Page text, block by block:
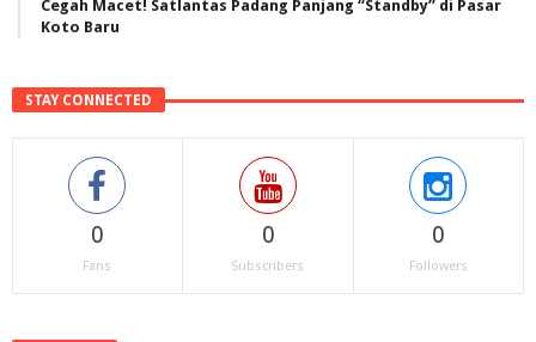
Cegah Macet! Satlantas Padang Panjang “Standby” di Pasar
Koto Baru
STAY CONNECTED
0
Fans
0
Subscribers
0
Followers